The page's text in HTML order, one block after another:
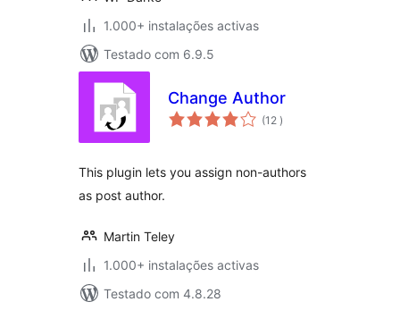
1.000+ instalações activas
Testado com 6.9.5
Change Author
(12 classificações
)
This plugin lets you assign non-authors
as post author.
Martin Teley
1.000+ instalações activas
Testado com 4.8.28